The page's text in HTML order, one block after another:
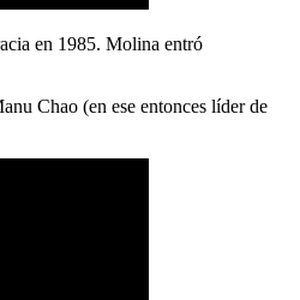
en 1985. Molina entró
Chao (en ese entonces líder de